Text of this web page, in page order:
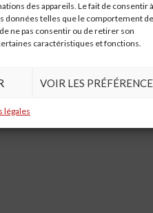
des appareils. Le fait de consentir à
données telles que le comportement de
ne pas consentir ou de retirer son
caractéristiques et fonctions.
VOIR LES
légales